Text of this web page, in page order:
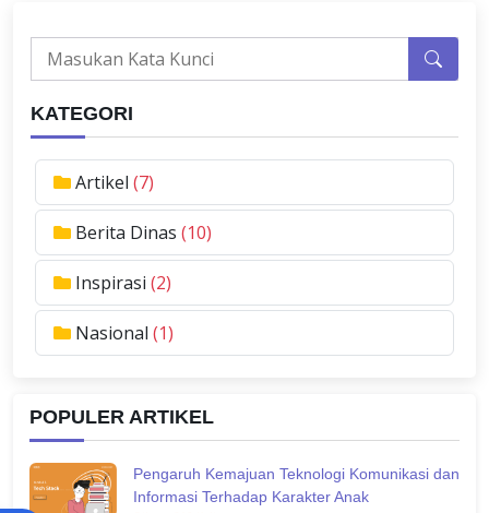
KATEGORI
Artikel (7)
Berita Dinas (10)
Inspirasi (2)
Nasional (1)
POPULER ARTIKEL
Pengaruh Kemajuan Teknologi Komunikasi dan
Informasi Terhadap Karakter Anak